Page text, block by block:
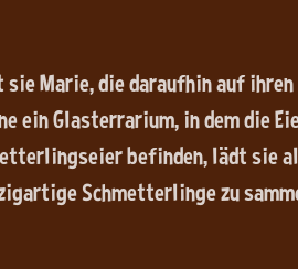
sie Marie, die daraufhin auf
ein Glasterrarium, in dem die
befinden, lädt sie
Schmetterlinge zu